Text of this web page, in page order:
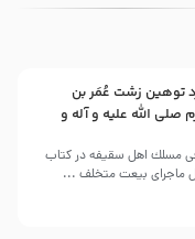
توهین زشت عُمَر بن
صلی الله علیه و آله و
مسلك اهل سقيفه در کتاب
ماجرای بیعت متخلف ...